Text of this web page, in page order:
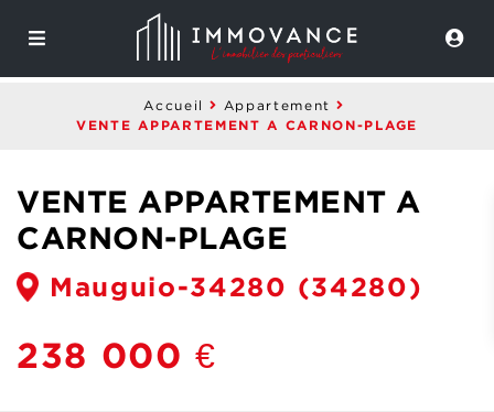
Accueil Appartement
VENTE APPARTEMENT A CARNON-PLAGE
VENTE APPARTEMENT A
CARNON-PLAGE
Mauguio-34280 (34280)
238 000 €